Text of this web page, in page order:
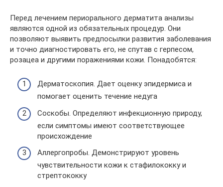
Перед лечением периорального дерматита анализы
являются одной из обязательных процедур. Они
позволяют выявить предпосылки развития заболевания
и точно диагностировать его, не спутав с герпесом,
розацеа и другими поражениями кожи. Понадобятся:
Дерматоскопия. Дает оценку эпидермиса и
помогает оценить течение недуга
Соскобы. Определяют инфекционную природу,
если симптомы имеют соответствующее
происхождение
Аллергопробы. Демонстрируют уровень
чувствительности кожи к стафилококку и
стрептококку